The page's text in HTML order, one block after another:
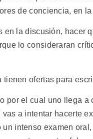
de conciencia, en
en la discusión, hacer
lo consideraran
tienen ofertas para
por el cual uno llega
a intentar hacerte
intenso examen